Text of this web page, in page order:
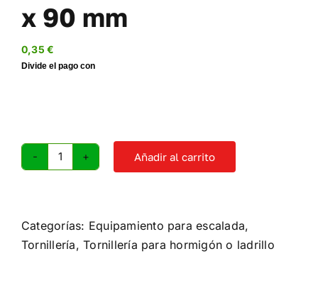
x 90 mm
0,35€
Parabolt
x
90
Añadir al carrito
Categorías: Equipamiento para escalada,
Tornillería,Tornillería para hormigón o ladrillo